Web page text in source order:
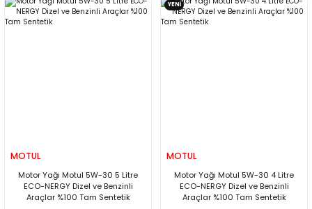
MOTUL
Motor Yağı Motul 5W-30 5 Litre
ECO-NERGY Dizel ve Benzinli
Araçlar %100 Tam Sentetik
YENİ
MOTUL
Motor Yağı Motul 5W-30 4 Litre
ECO-NERGY Dizel ve Benzinli
Araçlar %100 Tam Sentetik